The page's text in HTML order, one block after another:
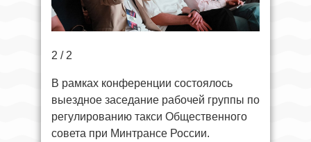
2 / 2
В рамках конференции состоялось
выездное заседание рабочей группы по
регулированию такси Общественного
совета при Минтрансе России.